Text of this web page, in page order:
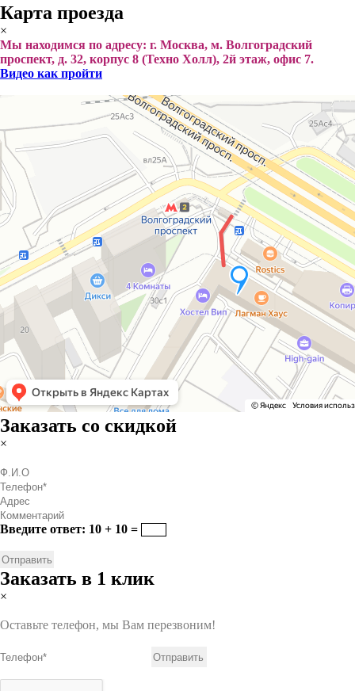
Карта проезда
×
Мы находимся по адресу: г. Москва, м. Волгоградский
проспект, д. 32, корпус 8 (Техно Холл), 2й этаж, офис 7.
Видео как пройти
Заказать со скидкой
×
Введите ответ: 10 + 10 =
Заказать в 1 клик
×
Оставьте телефон, мы Вам перезвоним!